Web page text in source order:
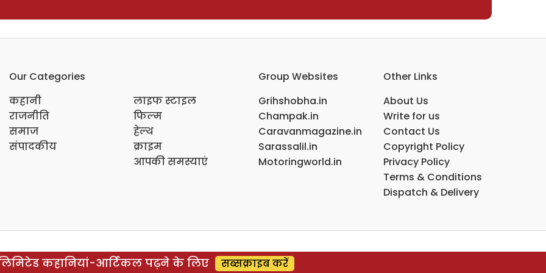
Our Categories
कहानी
राजनीति
समाज
संपादकीय
लाइफ स्टाइल
फिल्म
हेल्थ
क्राइम
आपकी समस्याएं
Group Websites
Grihshobha.in
Champak.in
Caravanmagazine.in
Sarassalil.in
Motoringworld.in
Other Links
About Us
Write for us
Contact Us
Copyright Policy
Privacy Policy
Terms & Conditions
Dispatch & Delivery
कहानियां-आर्टिकल पढ़ने के लिए सब्सक्राइब करें